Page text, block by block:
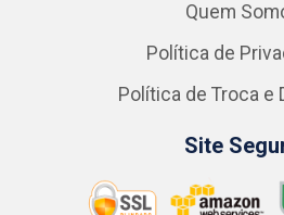
Quem
Política de
Política de Troca e
Site